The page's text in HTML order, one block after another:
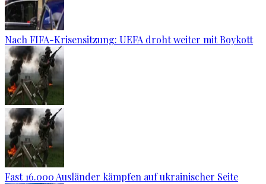
Nach FIFA-Krisensitzung: UEFA droht weiter mit Boykott
Fast 16.000 Ausländer kämpfen auf ukrainischer Seite